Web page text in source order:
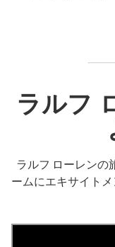
ラルフ
ラルフ ローレンの
ームにエキサイト